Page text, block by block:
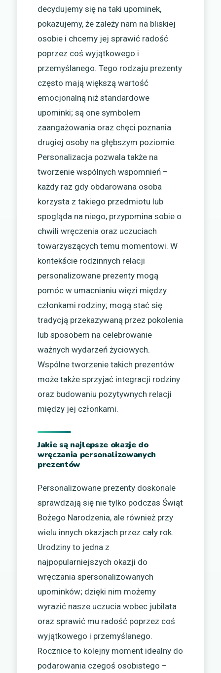
decydujemy się na taki upominek,
pokazujemy, że zależy nam na bliskiej
osobie i chcemy jej sprawić radość
poprzez coś wyjątkowego i
przemyślanego. Tego rodzaju prezenty
często mają większą wartość
emocjonalną niż standardowe
upominki; są one symbolem
zaangażowania oraz chęci poznania
drugiej osoby na głębszym poziomie.
Personalizacja pozwala także na
tworzenie wspólnych wspomnień –
każdy raz gdy obdarowana osoba
korzysta z takiego przedmiotu lub
spogląda na niego, przypomina sobie o
chwili wręczenia oraz uczuciach
towarzyszących temu momentowi. W
kontekście rodzinnych relacji
personalizowane prezenty mogą
pomóc w umacnianiu więzi między
członkami rodziny; mogą stać się
tradycją przekazywaną przez pokolenia
lub sposobem na celebrowanie
ważnych wydarzeń życiowych.
Wspólne tworzenie takich prezentów
może także sprzyjać integracji rodziny
oraz budowaniu pozytywnych relacji
między jej członkami.
Jakie są najlepsze okazje do
wręczania personalizowanych
prezentów
Personalizowane prezenty doskonale
sprawdzają się nie tylko podczas Świąt
Bożego Narodzenia, ale również przy
wielu innych okazjach przez cały rok.
Urodziny to jedna z
najpopularniejszych okazji do
wręczania spersonalizowanych
upominków; dzięki nim możemy
wyrazić nasze uczucia wobec jubilata
oraz sprawić mu radość poprzez coś
wyjątkowego i przemyślanego.
Rocznice to kolejny moment idealny do
podarowania czegoś osobistego –